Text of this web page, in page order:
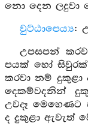
නො දෙන ලදුවා
වුට්ඨාපෙය්‍ය:
උපසපන්
පයක් හෝ
කරවා නම්
දෙකම්වදනින්
උවදෑ
ද දුකුළා ඇවැත්